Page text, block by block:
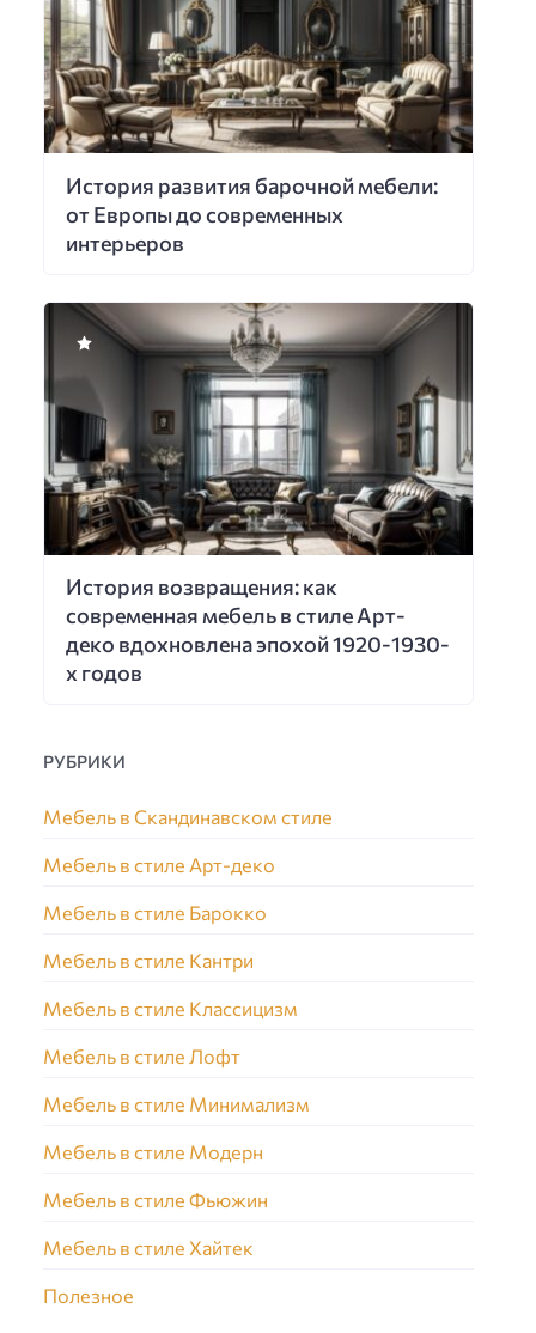
История развития барочной мебели:
от Европы до современных
интерьеров
История возвращения: как
современная мебель в стиле Арт-
деко вдохновлена эпохой 1920-1930-
х годов
РУБРИКИ
Мебель в Скандинавском стиле
Мебель в стиле Арт-деко
Мебель в стиле Барокко
Мебель в стиле Кантри
Мебель в стиле Классицизм
Мебель в стиле Лофт
Мебель в стиле Минимализм
Мебель в стиле Модерн
Мебель в стиле Фьюжин
Мебель в стиле Хайтек
Полезное